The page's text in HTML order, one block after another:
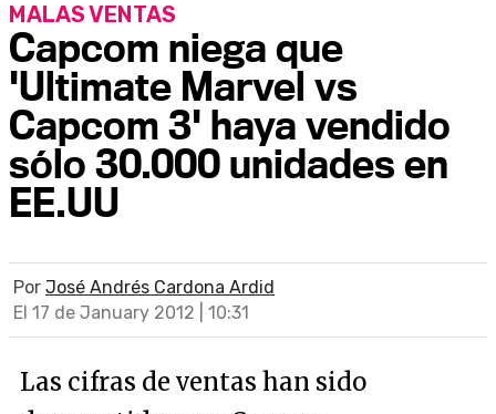
Capcom niega que
'Ultimate Marvel vs
Capcom 3' haya vendido
sólo 30.000 unidades en
EE.UU
MALAS VENTAS
Por José Andrés Cardona Ardid
El 17 de January 2012 | 10:31
Las cifras de ventas han sido